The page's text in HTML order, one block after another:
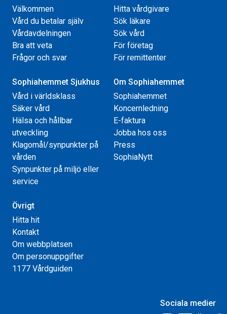
Välkommen
Vård du betalar själv
Vårdavdelningen
Bra att veta
Frågor och svar
Hitta vårdgivare
Sök läkare
Sök vård
För företag
För remittenter
Sophiahemmet Sjukhus
Vård i världsklass
Säker vård
Hälsa och hållbar
utveckling
Klagomål/synpunkter på
vården
Synpunkter på miljö eller
service
Om Sophiahemmet
Sophiahemmet
Koncernledning
E-faktura
Jobba hos oss
Press
SophiaNytt
Övrigt
Hitta hit
Kontakt
Om webbplatsen
Om personuppgifter
1177 Vårdguiden
Sociala medier